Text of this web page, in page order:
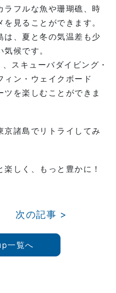
ラフルな魚や珊瑚礁、時
見ることができます。
は、夏と冬の気温差も少
候です。
スキューバダイビング・
ィン・ウェイクボード
を楽しむことができま
京諸島でリトライしてみ
しく、もっと豊かに！
次の記事 >
一覧へ